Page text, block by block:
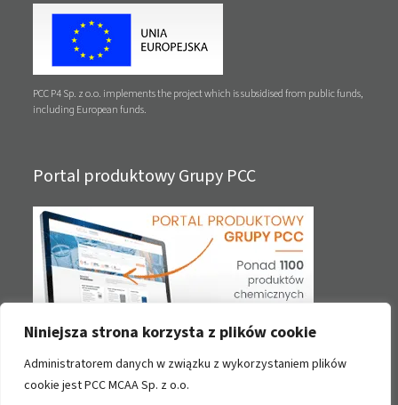
Niniejsza strona korzysta z plików cookie
Administratorem danych w związku z wykorzystaniem plików
cookie jest PCC MCAA Sp. z o.o.
PCC P4 Sp. z o.o. implements the project which is subsidised from public funds,
including European funds.
Portal produktowy Grupy PCC
Kontakt